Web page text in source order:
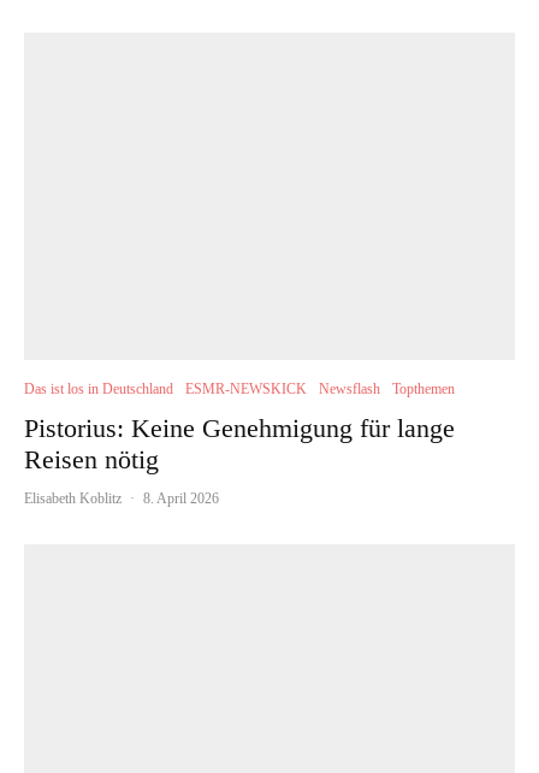
Das ist los in Deutschland ESMR-NEWSKICK Newsflash Topthemen
Pistorius: Keine Genehmigung für lange
Reisen nötig
Elisabeth Koblitz · 8. April 2026